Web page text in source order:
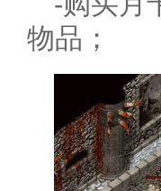
物品；